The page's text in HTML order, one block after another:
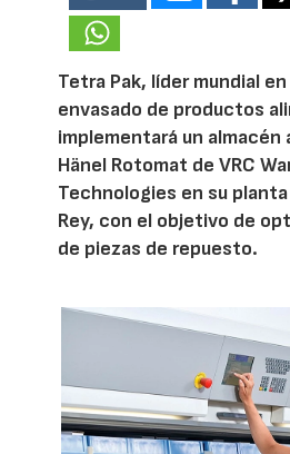
Tetra Pak, líder mundial
envasado de productos
implementará un
Hänel Rotomat de VRC
Technologies en su
Rey, con el objetivo de
de piezas de repuesto.